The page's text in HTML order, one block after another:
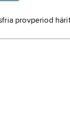
provperiod